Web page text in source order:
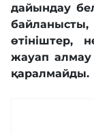
дайындау
өтініштер,
жауап алмау
қаралмайды.